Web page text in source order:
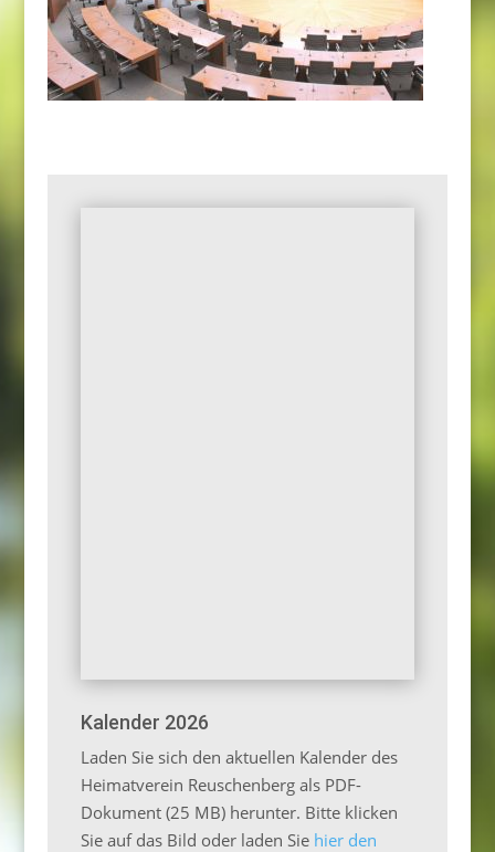
Kalender 2026
Laden Sie sich den aktuellen Kalender des
Heimatverein Reuschenberg als PDF-
Dokument (25 MB) herunter. Bitte klicken
Sie auf das Bild oder laden Sie hier den